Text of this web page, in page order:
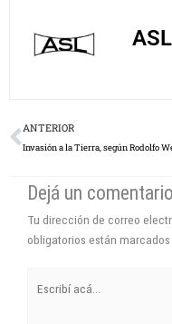
ASL
Prev
ANTERIOR
Dejá un comentario
Tu dirección de correo
obligatorios están
acá...